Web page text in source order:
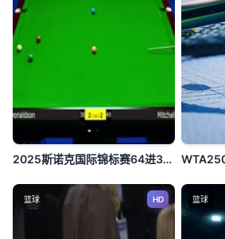
2025斯诺克国际锦标赛64进32斯科特·唐纳森6-2米歇尔·曼恩20251103
篮球 HD 篮球